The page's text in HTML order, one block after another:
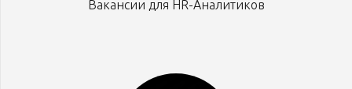
Вакансии для HR-Аналитиков